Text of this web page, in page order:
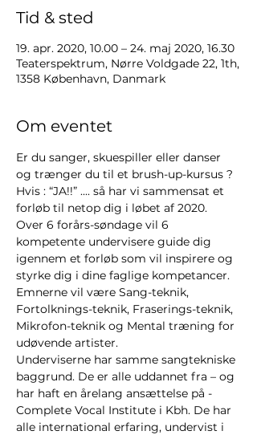
Tid & sted
19. apr. 2020, 10.00 – 24. maj 2020, 16.30
Teaterspektrum, Nørre Voldgade 22, 1th,
1358 København, Danmark
Om eventet
Er du sanger, skuespiller eller danser
og trænger du til et brush-up-kursus ?
Hvis : “JA!!” .... så har vi sammensat et
forløb til netop dig i løbet af 2020.
Over 6 forårs-søndage vil 6
kompetente undervisere guide dig
igennem et forløb som vil inspirere og
styrke dig i dine faglige kompetancer.
Emnerne vil være Sang-teknik,
Fortolknings-teknik, Fraserings-teknik,
Mikrofon-teknik og Mental træning for
udøvende artister.
Underviserne har samme sangtekniske
baggrund. De er alle uddannet fra – og
har haft en årelang ansættelse på -
Complete Vocal Institute i Kbh. De har
alle international erfaring, undervist i